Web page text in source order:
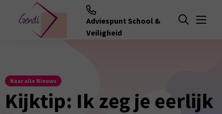
Adviespunt School &
Veiligheid
Open zoeken
Menu
Naar alle Nieuws
Kijktip: Ik zeg je eerlijk